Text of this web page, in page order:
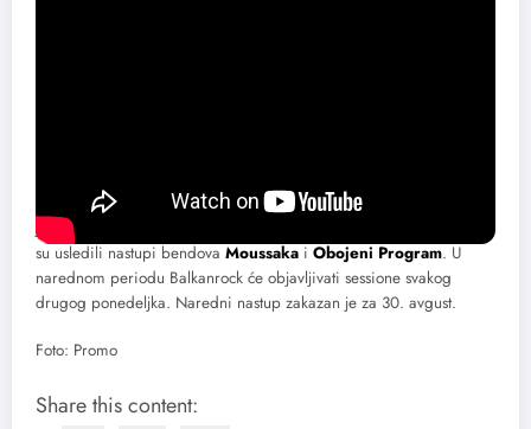
Podsećamo, serijal online koncerata „Balkanrock Sessions“ startovao
je 5. jula koncertom velikog crossover sastava
Posle toga
su usledili nastupi bendova Moussaka i Obojeni Program. U
narednom periodu Balkanrock će objavljivati sessione svakog
drugog ponedeljka. Naredni nastup zakazan je za 30. avgust.
Foto: Promo
Share this content: